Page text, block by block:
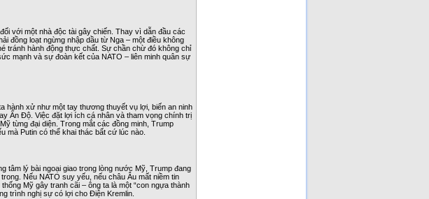
với một nhà độc tài gây chiến. Thay vì dẫn đầu các
đồng loạt ngừng nhập dầu từ Nga – một điều không
tránh hành động thực chất. Sự chần chừ đó không chỉ
mạnh và sự đoàn kết của NATO – liên minh quân sự
hành xử như một tay thương thuyết vụ lợi, biến an ninh
Ấn Độ. Việc đặt lợi ích cá nhân và tham vọng chính trị
từng đại diện. Trong mắt các đồng minh, Trump
mà Putin có thể khai thác bất cứ lúc nào.
tâm lý bài ngoại giao trong lòng nước Mỹ, Trump đang
Nếu NATO suy yếu, nếu châu Âu mất niềm tin
Mỹ gây tranh cãi – ông ta là một “con ngựa thành
trình nghị sự có lợi cho Điện Kremlin.